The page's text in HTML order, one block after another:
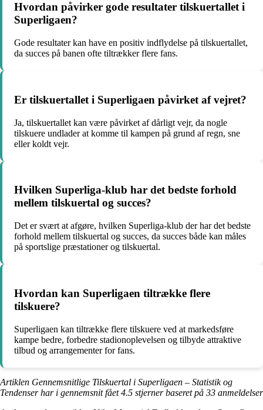
Hvordan påvirker gode resultater tilskuertallet i
Superligaen?
Gode resultater kan have en positiv indflydelse på tilskuertallet,
da succes på banen ofte tiltrækker flere fans.
Er tilskuertallet i Superligaen påvirket af vejret?
Ja, tilskuertallet kan være påvirket af dårligt vejr, da nogle
tilskuere undlader at komme til kampen på grund af regn, sne
eller koldt vejr.
Hvilken Superliga-klub har det bedste forhold
mellem tilskuertal og succes?
Det er svært at afgøre, hvilken Superliga-klub der har det bedste
forhold mellem tilskuertal og succes, da succes både kan måles
på sportslige præstationer og tilskuertal.
Hvordan kan Superligaen tiltrække flere
tilskuere?
Superligaen kan tiltrække flere tilskuere ved at markedsføre
kampe bedre, forbedre stadionoplevelsen og tilbyde attraktive
tilbud og arrangementer for fans.
Artiklen Gennemsnitlige Tilskuertal i Superligaen – Statistik og
Tendenser har i gennemsnit fået4.5 stjerner baseret på 33 anmeldelser